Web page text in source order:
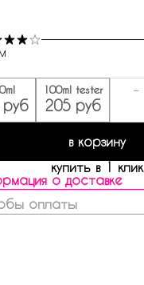
100ml tester
205 руб
-
в корзину
купить в 1 клик
о доставке
оплаты